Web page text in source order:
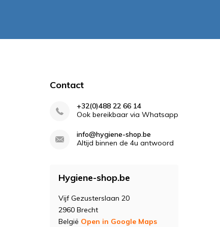
Contact
+32(0)488 22 66 14
Ook bereikbaar via Whatsapp
info@hygiene-shop.be
Altijd binnen de 4u antwoord
Hygiene-shop.be
Vijf Gezusterslaan 20
2960 Brecht
België Open in Google Maps